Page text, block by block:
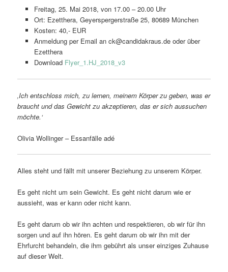
Freitag, 25. Mai 2018, von 17.00 – 20.00 Uhr
Ort: Ezetthera, Geyerspergerstraße 25, 80689 München
Kosten: 40,- EUR
Anmeldung per Email an ck@candidakraus.de oder über
Ezetthera
Download Flyer_1.HJ_2018_v3
‚Ich entschloss mich, zu lernen, meinem Körper zu geben, was er
braucht und das Gewicht zu akzeptieren, das er sich aussuchen
möchte.‘
Olivia Wollinger – Essanfälle adé
Alles steht und fällt mit unserer Beziehung zu unserem Körper.
Es geht nicht um sein Gewicht. Es geht nicht darum wie er
aussieht, was er kann oder nicht kann.
Es geht darum ob wir ihn achten und respektieren, ob wir für ihn
sorgen und auf ihn hören. Es geht darum ob wir ihn mit der
Ehrfurcht behandeln, die ihm gebührt als unser einziges Zuhause
auf dieser Welt.